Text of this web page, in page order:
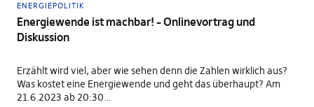
ENERGIEPOLITIK
Energiewende ist machbar! – Onlinevortrag und
Diskussion
Erzählt wird viel, aber wie sehen denn die Zahlen wirklich aus?
Was kostet eine Energiewende und geht das überhaupt? Am
21.6.2023 ab 20:30…